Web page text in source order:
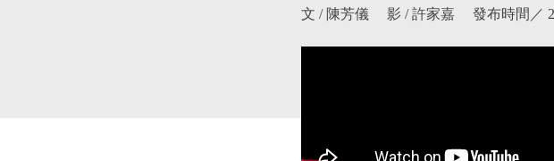
文 / 陳芳儀 影 / 許家嘉 發布時間／